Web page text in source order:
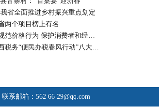
省全面推进乡村振兴重点划定
两个项目榜上有名
世界今热点：规范价格行为 保护消费者和经营者合法权益
盘点2022年山西税务“便民办税春风行动”八大典型经验做法
联系邮箱：562 66 29@qq.com